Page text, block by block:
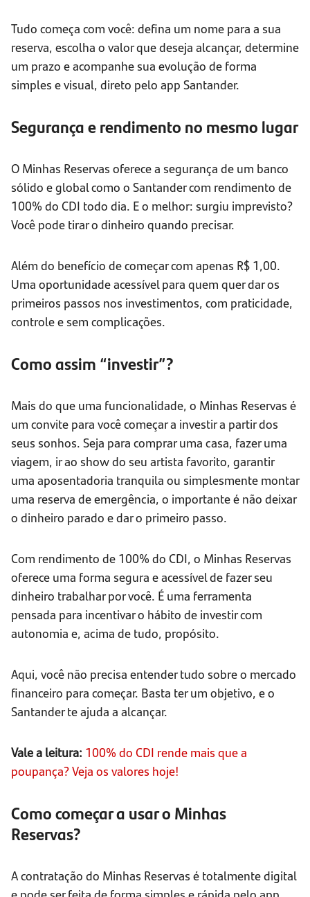
Tudo começa com você: defina um nome para a sua
reserva, escolha o valor que deseja alcançar, determine
um prazo e acompanhe sua evolução de forma
simples e visual, direto pelo app Santander.
Segurança e rendimento no mesmo lugar
O Minhas Reservas oferece a segurança de um banco
sólido e global como o Santander com rendimento de
100% do CDI todo dia. E o melhor: surgiu imprevisto?
Você pode tirar o dinheiro quando precisar.
Além do benefício de começar com apenas R$ 1,00.
Uma oportunidade acessível para quem quer dar os
primeiros passos nos investimentos, com praticidade,
controle e sem complicações.
Como assim “investir”?
Mais do que uma funcionalidade, o Minhas Reservas é
um convite para você começar a investir a partir dos
seus sonhos. Seja para comprar uma casa, fazer uma
viagem, ir ao show do seu artista favorito, garantir
uma aposentadoria tranquila ou simplesmente montar
uma reserva de emergência, o importante é não deixar
o dinheiro parado e dar o primeiro passo.
Com rendimento de 100% do CDI, o Minhas Reservas
oferece uma forma segura e acessível de fazer seu
dinheiro trabalhar por você. É uma ferramenta
pensada para incentivar o hábito de investir com
autonomia e, acima de tudo, propósito.
Aqui, você não precisa entender tudo sobre o mercado
financeiro para começar. Basta ter um objetivo, e o
Santander te ajuda a alcançar.
Vale a leitura: 100% do CDI rende mais que a
poupança? Veja os valores hoje!
Como começar a usar o Minhas
Reservas?
A contratação do Minhas Reservas é totalmente digital